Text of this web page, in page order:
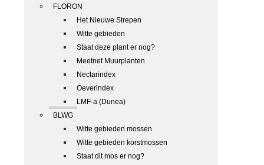
FLORON
Het Nieuwe Strepen
Witte gebieden
Staat deze plant er nog?
Meetnet Muurplanten
Nectarindex
Oeverindex
LMF-a (Dunea)
BLWG
Witte gebieden mossen
Witte gebieden korstmossen
Staat dit mos er nog?